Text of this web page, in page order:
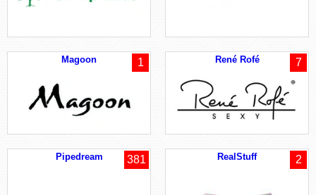
Magoon 1 René Rofé 7
Pipedream 381 RealStuff 2